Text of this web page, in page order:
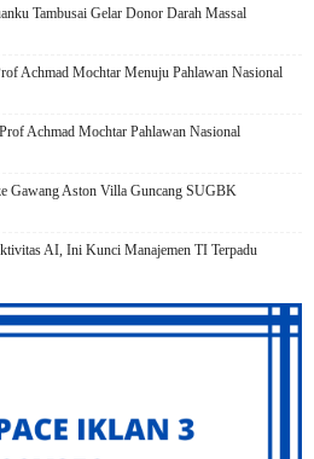
Tambusai Gelar Donor Darah Massal
Achmad Mochtar Menuju Pahlawan Nasional
Achmad Mochtar Pahlawan Nasional
Gawang Aston Villa Guncang SUGBK
AI, Ini Kunci Manajemen TI Terpadu